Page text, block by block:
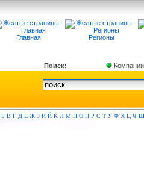
Главная Регионы
Поиск: Компании
Б В Г Д Е Ж З И Й К Л М Н О П Р С Т У Ф Х Ц Ч Ш